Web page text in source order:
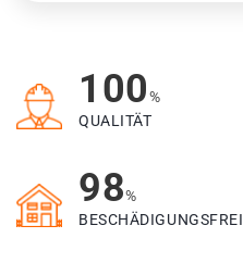
100%
QUALITÄT
98%
BESCHÄDIGUNGSFREI